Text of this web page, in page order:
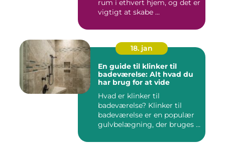
rum i ethvert hjem, og det er
vigtigt at skabe ...
18. jan
En guide til klinker til
badeværelse: Alt hvad du
har brug for at vide
Hvad er klinker til
badeværelse? Klinker til
badeværelse er en populær
gulvbelægning, der bruges i